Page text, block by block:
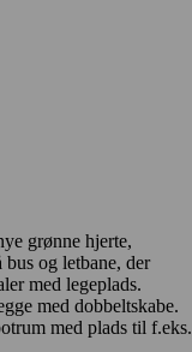
grønne hjerte,
og letbane, der
med legeplads.
med dobbeltskabe.
med plads til f.eks.